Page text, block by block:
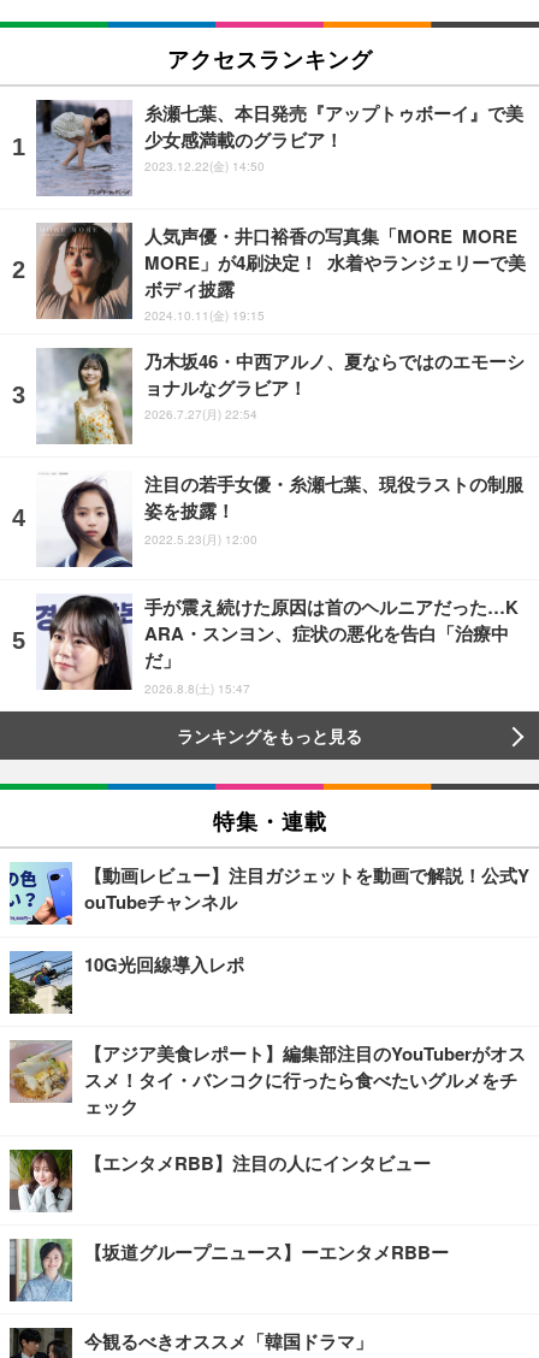
アクセスランキング
糸瀬七葉、本日発売『アップトゥボーイ』で美
少女感満載のグラビア！
2023.12.22(金) 14:50
人気声優・井口裕香の写真集「MORE MORE
MORE」が4刷決定！ 水着やランジェリーで美
ボディ披露
2024.10.11(金) 19:15
乃木坂46・中西アルノ、夏ならではのエモーシ
ョナルなグラビア！
2026.7.27(月) 22:54
注目の若手女優・糸瀬七葉、現役ラストの制服
姿を披露！
2022.5.23(月) 12:00
手が震え続けた原因は首のヘルニアだった…K
ARA・スンヨン、症状の悪化を告白「治療中
だ」
2026.8.8(土) 15:47
ランキングをもっと見る
特集・連載
【動画レビュー】注目ガジェットを動画で解説！公式Y
ouTubeチャンネル
10G光回線導入レポ
【アジア美食レポート】編集部注目のYouTuberがオス
スメ！タイ・バンコクに行ったら食べたいグルメをチ
ェック
【エンタメRBB】注目の人にインタビュー
【坂道グループニュース】ーエンタメRBBー
今観るべきオススメ「韓国ドラマ」